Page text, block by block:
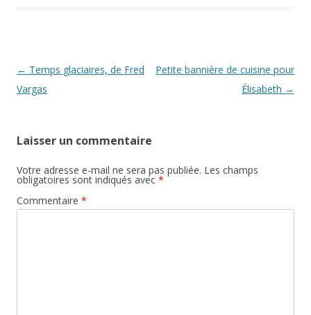
Navigation
des
← Temps glaciaires, de Fred
Vargas
Petite bannière de cuisine pour
Élisabeth →
Laisser un commentaire
Votre adresse e-mail ne sera pas publiée. Les champs
obligatoires sont indiqués avec *
Commentaire *